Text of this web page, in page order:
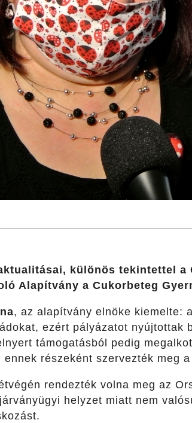
különös tekintettel
Alapítvány a Cukorbeteg
, az alapítvány elnöke kiemelte:
ezért pályázatot nyújtottak
támogatásból pedig
részeként szervezték meg
rendezték volna meg az
helyzet miatt nem